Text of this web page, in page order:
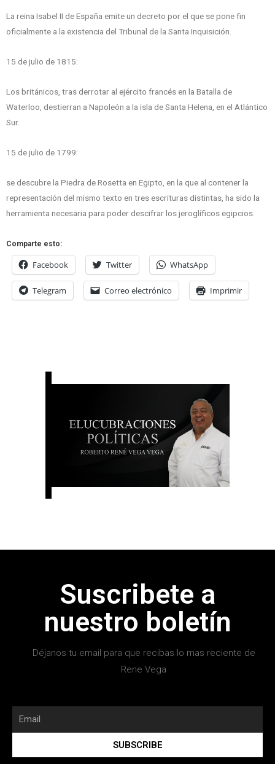
La reina Isabel II de España emite un decreto por el que se pone fin
oficialmente a la existencia del Tribunal de la Santa Inquisición.
15 de julio de 1815:
Los británicos, tras derrotar al ejército francés en la Batalla de
Waterloo, destierran a Napoleón a la isla de Santa Helena, en el Atlántico
Sur.
15 de julio de 1799:
se descubre la Piedra de Rosetta en Egipto, en la que al contener la
representación del mismo texto en tres escrituras distintas, ha sido la
herramienta necesaria para poder descifrar los jeroglíficos egipcios.
Comparte esto:
Facebook Twitter WhatsApp
Telegram Correo electrónico Imprimir
Suscribete a
nuestro boletín
Déjanos tu email para que recibas lo mas reciente de
Rene Vega
SUBSCRIBE